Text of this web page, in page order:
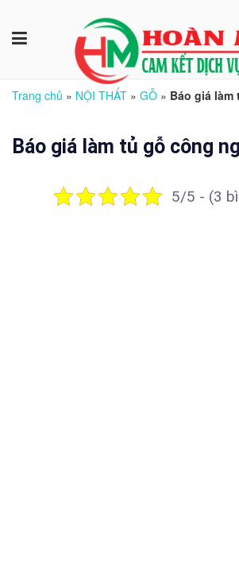
Trang chủ » NỘI THẤT » GỖ » Báo giá
Báo giá làm tủ gỗ công
5/5 - (3